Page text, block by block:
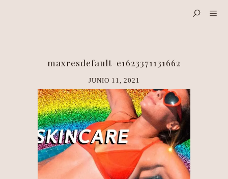
maxresdefault-e1623371131662
JUNIO 11, 2021